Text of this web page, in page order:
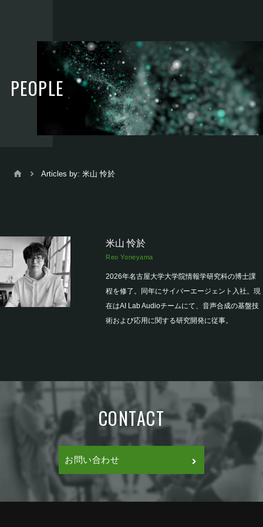
PEOPLE
Articles by: 米山 怜於
米山 怜於
Reo Yoneyama
2026年名古屋大学大学院情報学研究科の博士課
程を修了。同年にサイバーエージェント入社。現
在はAI Lab Audioチームにて、音声合成の基盤技
術および応用に関する研究開発に従事。
CONTACT
お問い合わせ